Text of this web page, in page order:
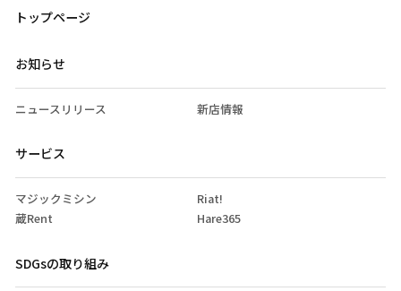
トップページ
お知らせ
ニュースリリース 新店情報
サービス
マジックミシン
Riat!
蔵Rent
Hare365
SDGsの取り組み